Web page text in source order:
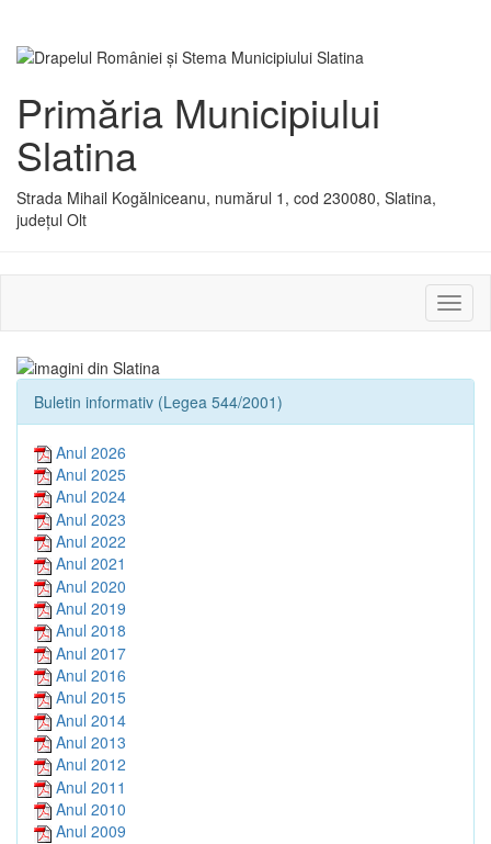
Primăria Municipiului
Slatina
Strada Mihail Kogălniceanu, numărul 1, cod 230080, Slatina,
județul Olt
sau
Buletin informativ (Legea 544/2001)
Anul 2026
Anul 2025
Anul 2024
Anul 2023
Anul 2022
Anul 2021
Anul 2020
Anul 2019
Anul 2018
Anul 2017
Anul 2016
Anul 2015
Anul 2014
Anul 2013
Anul 2012
Anul 2011
Anul 2010
Anul 2009